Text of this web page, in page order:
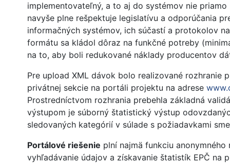
implementovateľný, a to aj do systémov nie priamo
navyše plne rešpektuje legislatívu a odporúčania
informačných systémov, ich súčastí a protokolov
formátu sa kládol dôraz na funkčné potreby
na to, aby boli redukované náklady producentov
Pre upload XML dávok bolo realizované rozhranie
privátnej sekcie na portáli projektu na adrese
Prostredníctvom rozhrania prebehla základná
výstupom je súborný štatistický výstup
sledovaných kategórií v súlade s požiadavkami
Portálové riešenie plní najmä funkciu anonymného
vyhľadávanie údajov a získavanie štatistík EPČ na